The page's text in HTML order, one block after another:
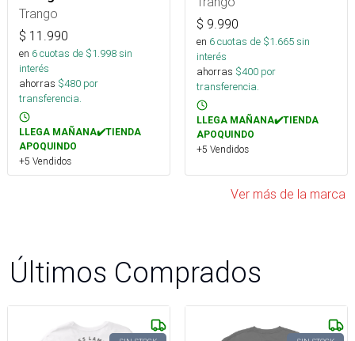
Trango
$ 11.990
en 6cuotas de $1.998sin
interés
ahorras $480 por
transferencia.
LLEGA MAÑANA✔️TIENDA
APOQUINDO
+5 Vendidos
$ 9.990
en 6cuotas de $1.665sin
interés
ahorras $400 por
transferencia.
LLEGA MAÑANA✔️TIENDA
APOQUINDO
+5 Vendidos
Ver más de la marca
Últimos Comprados